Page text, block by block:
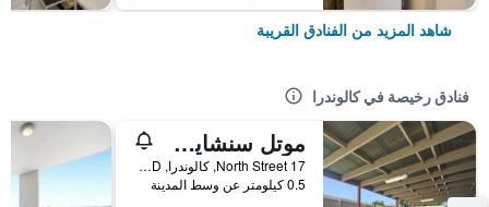
شاهد المزيد من الفنادق القريبة
فنادق رخيصة في كالوندرا
موتل سنشاين كوست
17 North Street, كالوندرا, QLD, أستراليا
0.5 كيلومتر عن وسط المدينة